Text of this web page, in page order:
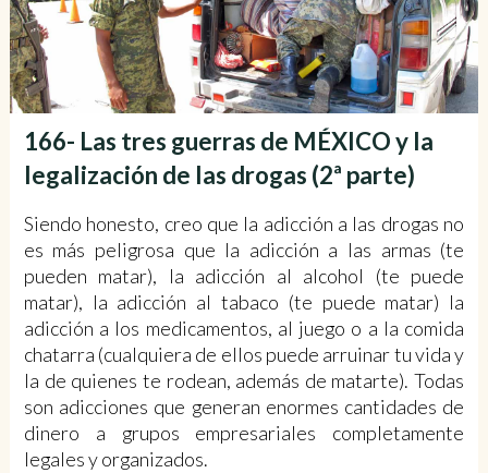
166- Las tres guerras de MÉXICO y la
legalización de las drogas (2ª parte)
Siendo honesto, creo que la adicción a las drogas no
es más peligrosa que la adicción a las armas (te
pueden matar), la adicción al alcohol (te puede
matar), la adicción al tabaco (te puede matar) la
adicción a los medicamentos, al juego o a la comida
chatarra (cualquiera de ellos puede arruinar tu vida y
la de quienes te rodean, además de matarte). Todas
son adicciones que generan enormes cantidades de
dinero a grupos empresariales completamente
legales y organizados.